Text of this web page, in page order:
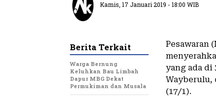
Kamis, 17 Januari 2019 - 18:00 WIB
Pesawaran
yang ada di
Wayberulu,
(17/1).
Berita Terkait
Warga Bernung
Keluhkan Bau Limbah
Dapur MBG Dekat
Permukiman dan Musala